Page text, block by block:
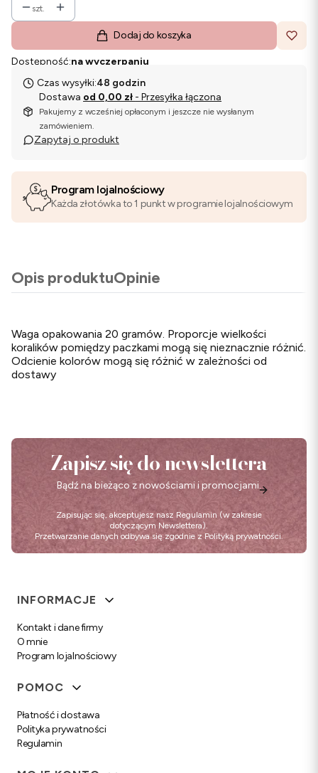
szt.
Dodaj do koszyka
Dostępność:na wyczerpaniu
Czas wysyłki:48 godzin
Dostawa od 0,00 zł - Przesyłka łączona
Pakujemy z wcześniej opłaconym i jeszcze nie wysłanym
zamówieniem.
Zapytaj o produkt
Program lojalnościowy
Każda złotówka to 1 punkt w programie lojalnościowym
Opis produktuOpinie
Waga opakowania 20 gramów. Proporcje wielkości
koralików pomiędzy paczkami mogą się nieznacznie różnić.
Odcienie kolorów mogą się różnić w zależności od
dostawy
Zapisz się do newslettera
Bądź na bieżąco z nowościami i promocjami.
Zapisując się, akceptujesz nasz Regulamin (w zakresie
dotyczącym Newslettera).
Przetwarzanie danych odbywa się zgodnie z Polityką prywatności.
Linki w stopce
INFORMACJE
Kontakt i dane firmy
O mnie
Program lojalnościowy
POMOC
Płatność i dostawa
Polityka prywatności
Regulamin